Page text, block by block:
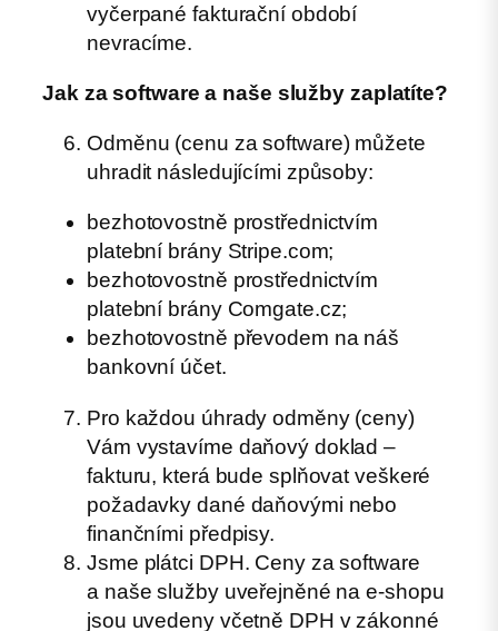
vyčerpané fakturační období
nevracíme.
Jak za software a naše služby zaplatíte?
Odměnu (cenu za software) můžete
uhradit následujícími způsoby:
bezhotovostně prostřednictvím
platební brány Stripe.com;
bezhotovostně prostřednictvím
platební brány Comgate.cz;
bezhotovostně převodem na náš
bankovní účet.
Pro každou úhrady odměny (ceny)
Vám vystavíme daňový doklad –
fakturu, která bude splňovat veškeré
požadavky dané daňovými nebo
finančními předpisy.
Jsme plátci DPH. Ceny za software
a naše služby uveřejněné na e-shopu
jsou uvedeny včetně DPH v zákonné